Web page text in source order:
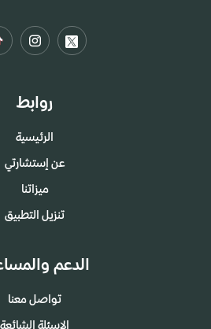
روابط
الرئيسية
عن إستشارتي
ميزاتنا
تنزيل التطبيق
الدعم
تواصل معنا
الاسئلة الشائعة